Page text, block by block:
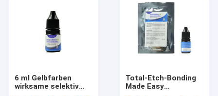
6 ml Gelbfarben
wirksame selektiv
Total-Etch-Bonding
Made Easy